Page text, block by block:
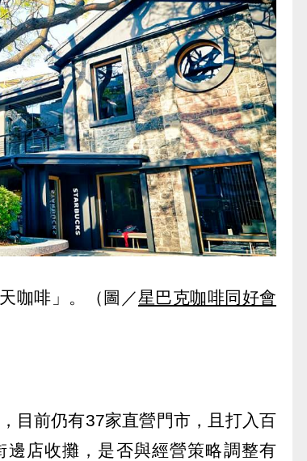
咖啡」。（圖／星巴克咖啡同好會
目前仍有37家直營門市，且打入百
店收攤，是否與經營策略調整有